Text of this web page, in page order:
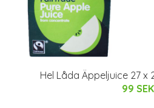
Hel Låda Äppeljuice 27 x
99 SEK